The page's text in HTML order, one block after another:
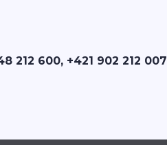
212 600, +421 902 212 007